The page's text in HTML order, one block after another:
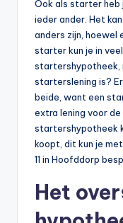
Ook als starter heb
ieder ander. Het
anders zijn, hoewel
starter kun je in
startershypotheek,
starterslening is?
beide, want een
extra lening voor
startershypotheek
koopt, dit kun je
11 in Hoofddorp
Het